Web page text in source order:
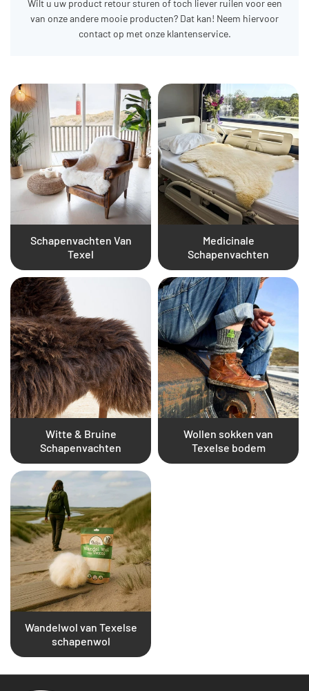
Wilt u uw product retour sturen of toch liever ruilen voor een
van onze andere mooie producten? Dat kan! Neem hiervoor
contact op met onze klantenservice.
Schapenvachten Van
Texel
Medicinale
Schapenvachten
Witte & Bruine
Schapenvachten
Wollen sokken van
Texelse bodem
Wandelwol van Texelse
schapenwol